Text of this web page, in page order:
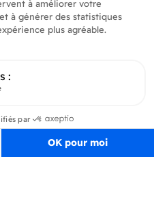
toutes les dernières nouveautés de